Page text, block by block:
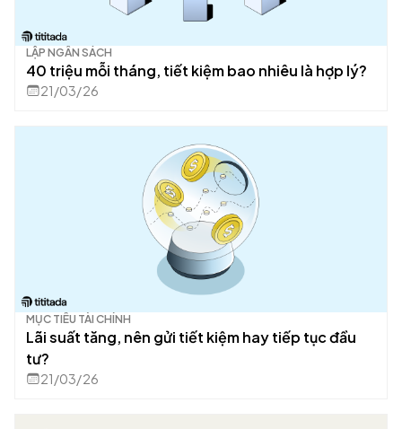
LẬP NGÂN SÁCH
40 triệu mỗi tháng, tiết kiệm bao nhiêu là hợp lý?
21/03/26
MỤC TIÊU TÀI CHÍNH
Lãi suất tăng, nên gửi tiết kiệm hay tiếp tục đầu
tư?
21/03/26